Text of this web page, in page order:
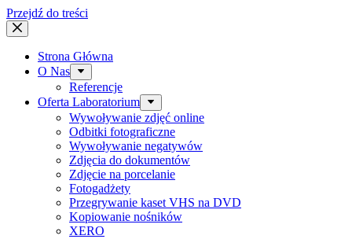
Przejdź do treści
Strona Główna
O Nas
Referencje
Oferta Laboratorium
Wywoływanie zdjęć online
Odbitki fotograficzne
Wywoływanie negatywów
Zdjęcia do dokumentów
Zdjęcie na porcelanie
Fotogadżety
Przegrywanie kaset VHS na DVD
Kopiowanie nośników
XERO